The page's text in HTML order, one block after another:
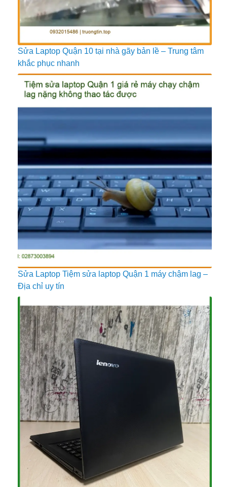
Sửa Laptop Quận 10 tại nhà gãy bản lề – Trung tâm
khắc phục nhanh
Sửa Laptop Tiệm sửa laptop Quận 1 máy chậm lag –
Địa chỉ uy tín